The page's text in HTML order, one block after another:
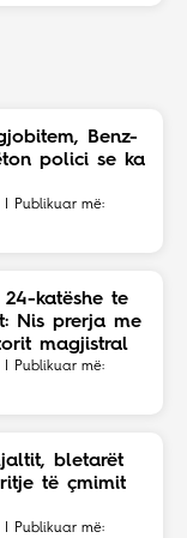
Benz-
polici se ka
Publikuar më:
katëshe te
Nis prerja me
magjistral
Publikuar më:
bletarët
të çmimit
Publikuar më: